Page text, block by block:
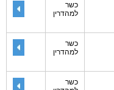
כשר
למהדרין
כשר
למהדרין
כשר